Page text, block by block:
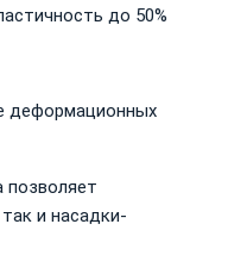
до 50%
деформационных
позволяет
и насадки-